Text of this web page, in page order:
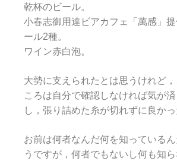
乾杯のビール。
小春志御用達ビアカフェ「萬感」
ール2種。
ワイン赤白泡。
大勢に支えられたとは思うけれど
ころは自分で確認しなければ気が
し，張り詰めた糸が切れずに良かっ
お前は何者なんだ何を知っている
うですが，何者でもないし何も知